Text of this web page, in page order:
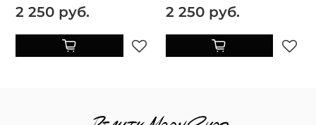
2 250 руб. 2 250 руб.